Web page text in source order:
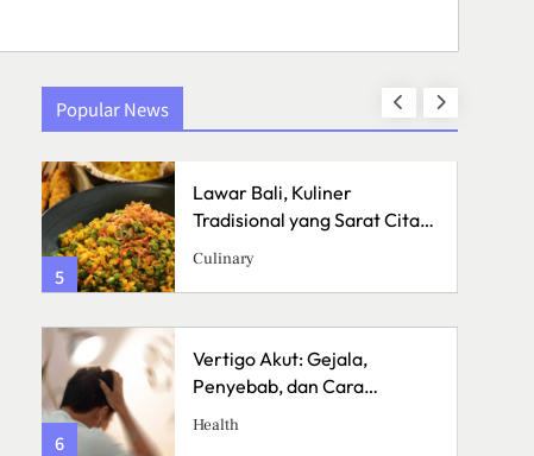
Popular News
5
Lawar Bali, Kuliner
Tradisional yang Sarat Cita
Rasa
Culinary
6
Vertigo Akut: Gejala,
Penyebab, dan Cara
Menanganinya
Health